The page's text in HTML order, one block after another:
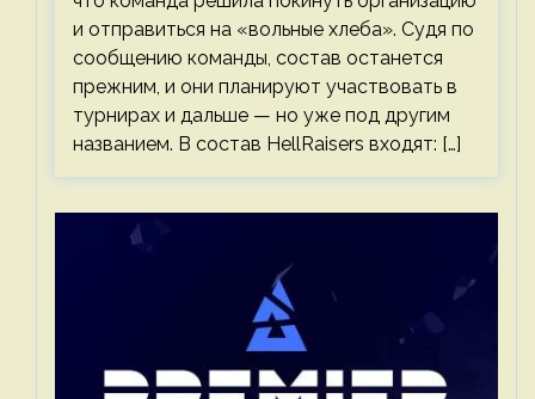
и отправиться на «вольные хлеба». Судя по
сообщению команды, состав останется
прежним, и они планируют участвовать в
турнирах и дальше — но уже под другим
названием. В состав HellRaisers входят: […]